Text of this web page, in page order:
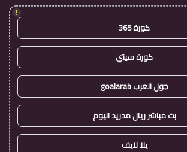
!
كورة 365
كورة سيتي
جول العرب goalarab
بث مباشر ريال مدريد اليوم
يلا لايف